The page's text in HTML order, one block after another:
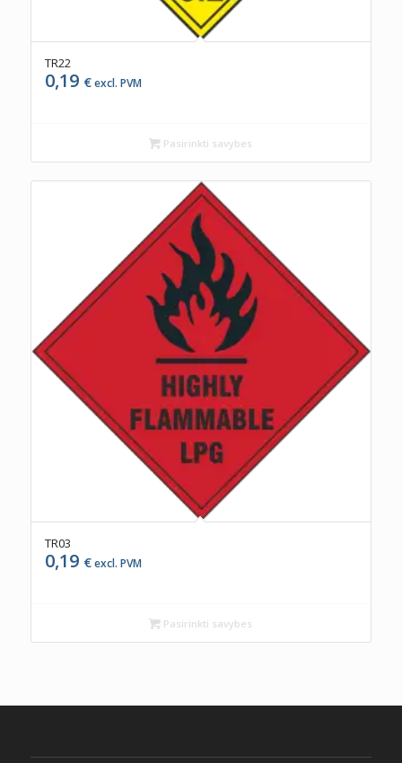
TR22
0,19 €excl. PVM
Pasirinkti savybes
TR03
0,19 €excl. PVM
Pasirinkti savybes